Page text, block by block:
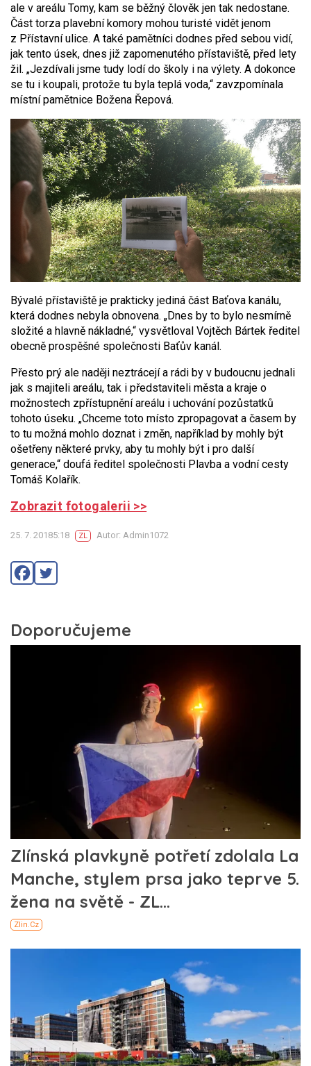
ale v areálu Tomy, kam se běžný člověk jen tak nedostane.
Část torza plavební komory mohou turisté vidět jenom
z Přístavní ulice. A také pamětníci dodnes před sebou vidí,
jak tento úsek, dnes již zapomenutého přístaviště, před lety
žil. „Jezdívali jsme tudy lodí do školy i na výlety. A dokonce
se tu i koupali, protože tu byla teplá voda,“ zavzpomínala
místní pamětnice Božena Řepová.
Bývalé přístaviště je prakticky jediná část Baťova kanálu,
která dodnes nebyla obnovena. „Dnes by to bylo nesmírně
složité a hlavně nákladné,“ vysvětloval Vojtěch Bártek ředitel
obecně prospěšné společnosti Baťův kanál.
Přesto prý ale naději neztrácejí a rádi by v budoucnu jednali
jak s majiteli areálu, tak i představiteli města a kraje o
možnostech zpřístupnění areálu i uchování pozůstatků
tohoto úseku. „Chceme toto místo zpropagovat a časem by
to tu možná mohlo doznat i změn, například by mohly být
ošetřeny některé prvky, aby tu mohly být i pro další
generace,“ doufá ředitel společnosti Plavba a vodní cesty
Tomáš Kolařík.
Zobrazit fotogalerii >>
25. 7. 20185:18 ZL Autor: Admin1072